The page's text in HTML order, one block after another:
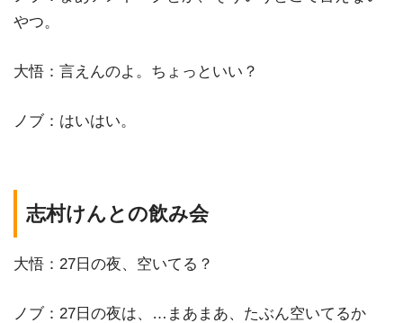
やつ。
大悟：言えんのよ。ちょっといい？
ノブ：はいはい。
志村けんとの飲み会
大悟：27日の夜、空いてる？
ノブ：27日の夜は、…まあまあ、たぶん空いてるか